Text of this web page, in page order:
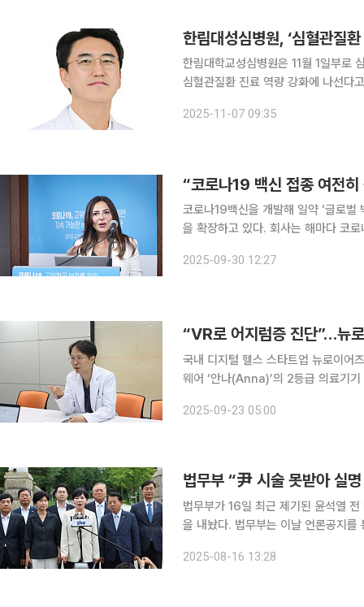
한림대성심병원, ‘심혈관질
한림대학교성심병원은 11월 1일부로
심혈관질환 진료 역량 강화에 나선다고 7일 밝혔다. 이 교수는 협심증
심혈관질환을 전문 진료한다. 특히
2025-11-07 09:35
“코로나19 백신 접종 여전
코로나19백신을 개발해 일약 ‘글로벌
을 확장하고 있다. 회사는 해마다 코
엠베서더 호텔에서 ‘코로나19, 고위
2025-09-30 12:27
국내 디지털 헬스 스타트업 뉴로이어
웨어 ‘안나(Anna)’의 2등급 의료기
라질 전망이다. 홍성광 뉴로
2025-09-23 05:00
법무부 “尹 시술 못받아 실
법무부가 16일 최근 제기된 윤석열
을 내놨다. 법무부는 이날 언론공지를 통해 최근 일부 언론의 “윤 전 대통령 실명 위험 상태인데, 수
소 후 신입자 건강검진을 실시해 건강
2025-08-16 13:28